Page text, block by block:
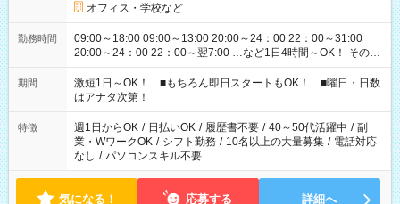
オフィス・学校など
勤務時間
09:00～18:00 09:00～13:00 20:00～24：00 22：00～31:00
20:00～24：00 22：00～翌7:00 …など1日4時間～OK！ その他
シフトもございます！ お気軽にご相談ください！
期間
激短1日～OK！ ■もちろん即日スタートもOK！ ■曜日・日数
はアナタ次第！
特徴 週1日からOK / 日払いOK / 履歴書不要 / 40～50代活躍中 / 副
業・WワークOK / シフト勤務 / 10名以上の大量募集 / 電話対応
なし / パソコンスキル不要
気になる！ 応募する 詳細へ